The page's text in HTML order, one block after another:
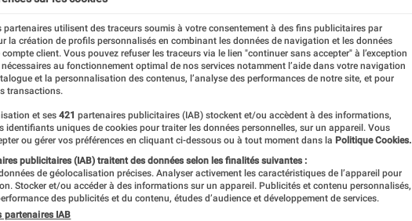
société, jeux vidéos… Du suivi de
par les critiques et les articles long
le meilleur de l’actualité pop culture
Disney+ Star Wars Apple TV+ LEGO James Bond
partenaires utilisent des traceurs soumis à votre consentement à des fins publicitaires par
la création de profils personnalisés en combinant les données de navigation et les données
compte client. Vous pouvez refuser les traceurs via le lien "continuer sans accepter" à l’exception
au fonctionnement optimal de nos services notamment l’aide dans votre navigation
et la personnalisation des contenus, l’analyse des performances de notre site, et pour
transactions.
et ses 421 partenaires publicitaires (IAB) stockent et/ou accèdent à des informations,
identifiants uniques de cookies pour traiter les données personnelles, sur un appareil. Vous
ou gérer vos préférences en cliquant ci-dessous ou à tout moment dans la Politique Cookies.
publicitaires (IAB) traitent des données selon les finalités suivantes :
de géolocalisation précises. Analyser activement les caractéristiques de l’appareil pour
Stocker et/ou accéder à des informations sur un appareil. Publicités et contenu personnalisés,
des publicités et du contenu, études d’audience et développement de services.
partenaires IAB